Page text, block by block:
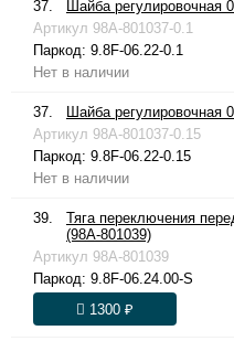
37.
Шайба регулировочная
Артикул 98A-801037-0.1
Паркод: 9.8F-06.22-0.1
Нет в наличии
37.
Шайба регулировочная
Артикул 98A-801037-0.15
Паркод: 9.8F-06.22-0.15
Нет в наличии
39.
Тяга переключения
(98A-801039)
Артикул 98A-801039
Паркод: 9.8F-06.24.00-S
1300 ₽